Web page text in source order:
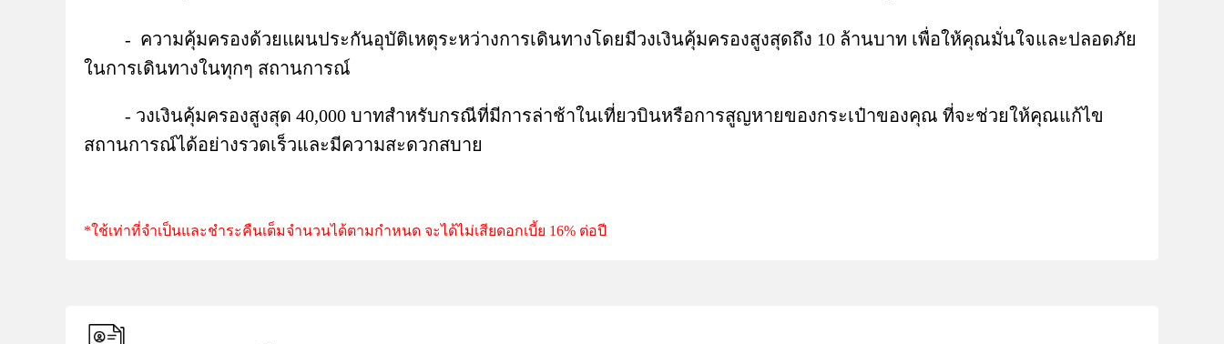
- ความคุ้มครองด้วยแผนประกันอุบัติเหตุระหว่างการเดินทางโดยมีวงเงินคุ้มครองสูงสุดถึง 10 ล้านบาท เพื่อให้คุณมั่นใจและปลอดภัย
ในการเดินทางในทุกๆ สถานการณ์
- วงเงินคุ้มครองสูงสุด 40,000 บาทสำหรับกรณีที่มีการล่าช้าในเที่ยวบินหรือการสูญหายของกระเป๋าของคุณ ที่จะช่วยให้คุณแก้ไข
สถานการณ์ได้อย่างรวดเร็วและมีความสะดวกสบาย
*ใช้เท่าที่จำเป็นและชำระคืนเต็มจำนวนได้ตามกำหนด จะได้ไม่เสียดอกเบี้ย 16% ต่อปี